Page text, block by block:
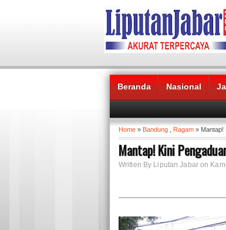
Beranda Nasional
Headlines News :
Home » Bandung Ragam » Mantap!
Mantap! Kini
Written By Liputan Jabar on